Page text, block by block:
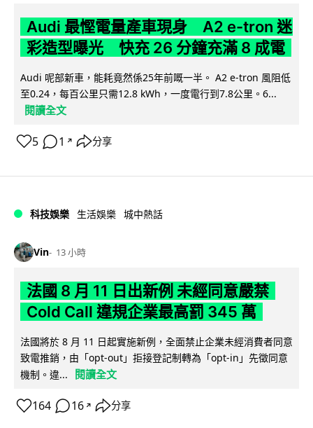
Audi 最慳電量產車現身 A2 e-tron 迷
彩造型曝光 快充 26 分鐘充滿 8 成電
Audi 呢部新車，能耗竟然係25年前嘅一半。 A2 e-tron 風阻低
至0.24，每百公里只需12.8 kWh，一度電行到7.8公里。6...
閱讀全文
5 1 ↗ 分享
科技娛樂 生活娛樂 城中熱話
Vin 13 小時
法國 8 月 11 日出新例 未經同意嚴禁
Cold Call 違規企業最高罰 345 萬
法國將於 8 月 11 日起實施新例，全面禁止企業未經消費者同意
致電推銷，由「opt-out」拒接登記制轉為「opt-in」先徵同意
機制。違...
閱讀全文
164 16 ↗ 分享